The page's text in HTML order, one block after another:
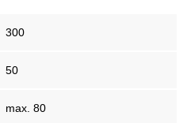
300
50
max. 80